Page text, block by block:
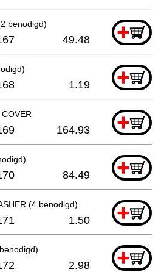
benodigd) +
49.48
+
1.19
+
164.93
+
84.49
(4 benodigd) +
1.50
+
2.98